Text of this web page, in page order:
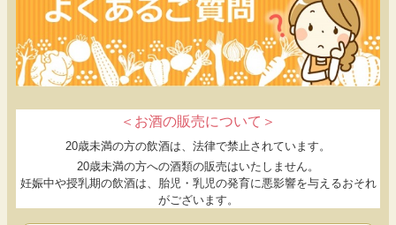
＜お酒の販売について＞
20歳未満の方の飲酒は、法律で禁止されています。
20歳未満の方への酒類の販売はいたしません。
妊娠中や授乳期の飲酒は、胎児・乳児の発育に悪影響を与えるおそれ
がございます。